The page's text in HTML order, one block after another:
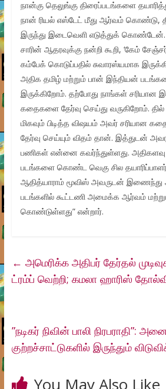
நான்கு தெலுங்கு திரைப்படங்களை
நான் ரியல் எஸ்டேட் மீது ஆர்வம் கொண்டு,
இருந்து இடைவெளி எடுத்துக் கொண்டேன்.
சாரின் ஆதரவுக்கு நன்றி கூறி, ‘கேம்
கம்பேக் கொடுப்பதில் சுவாரஸ்யமாக
அதிக தமிழ் மற்றும் பான் இந்தியன்
இருக்கிறோம். தற்போது நாங்கள் சரியான
கதைகளை தேர்வு செய்து வருகிறோம். தில்
மிகவும் பிடித்த விஷயம் அவர் சரியான
தேர்வு செய்யும் விதம் தான். இத்துடன்
பணிகள் என்னை கவர்ந்துள்ளது. அதிகளவு
படங்களை கொண்ட வெகு சில
ஆதித்யாராம் மூவிஸ் அவருடன் இணைந்து
படங்களில் கூட்டணி அமைக்க ஆர்வம்
கொண்டுள்ளது” என்றார்.
← அமெரிக்க அதிபர் தேர்தல்
ட்ரம்ப் வெற்றி; கமலா ஹாரிஸ்
”நடிகர் நிவின் பாலி நிரபராதி”:
குற்றச்சாட்டுகளில் இருந்தும்
You May Also Like